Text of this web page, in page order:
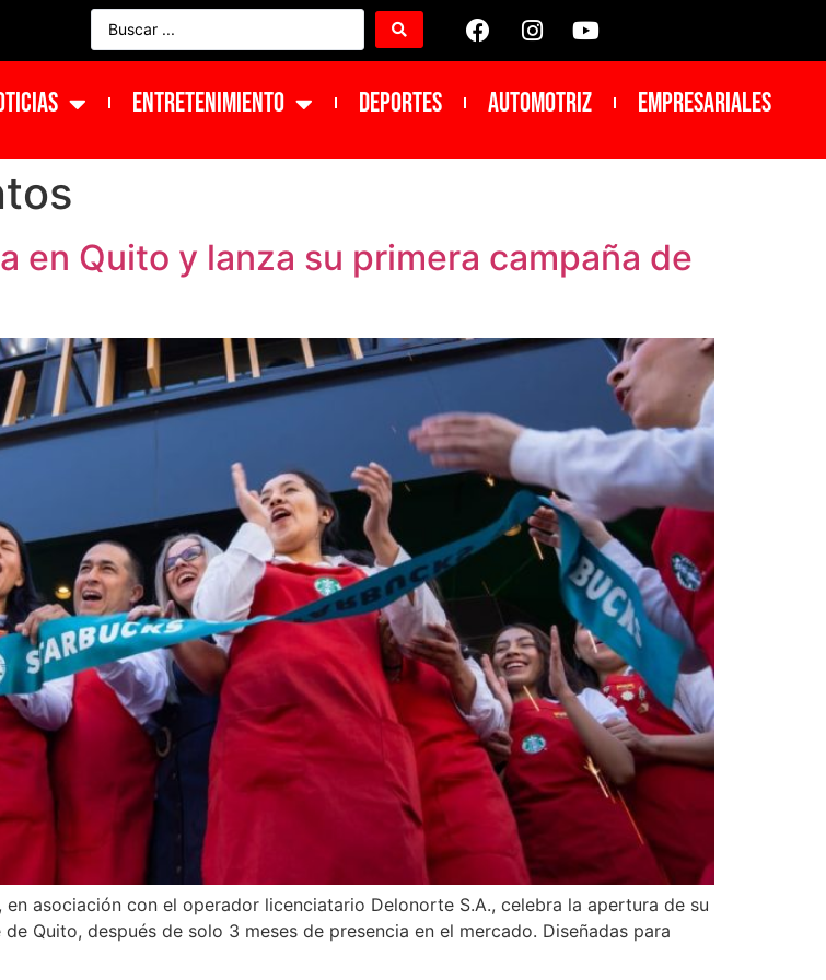
ENTRETENIMIENTO DEPORTES Automotriz Empresariales
en Quito y lanza su primera campaña de
asociación con el operador licenciatario Delonorte S.A., celebra la apertura de su
Quito, después de solo 3 meses de presencia en el mercado. Diseñadas para